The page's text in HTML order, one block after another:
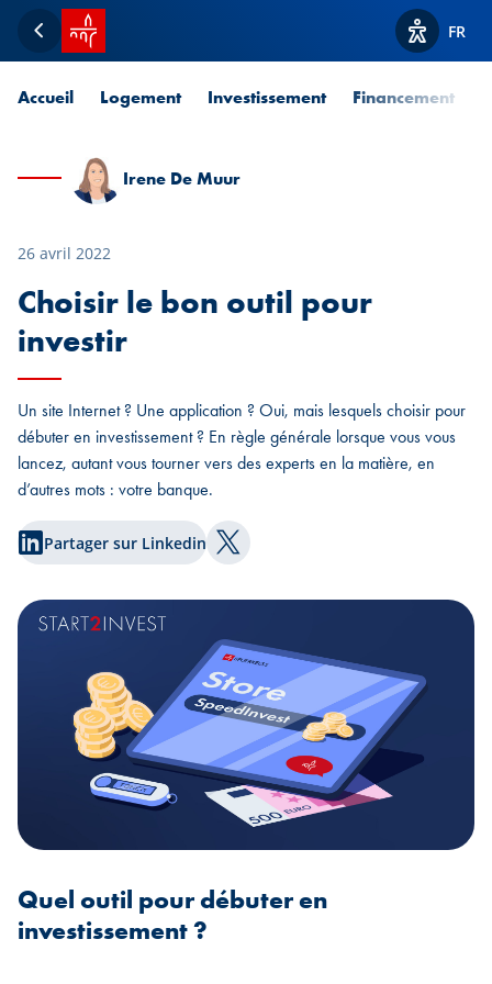
Retour
Accueil SPUERKEESS
Afficher
FR
Accueil Logement Investissement Financement
Irene De Muur
26 avril 2022
Choisir le bon outil pour
investir
Un site Internet ? Une application ? Oui, mais lesquels choisir pour
débuter en investissement ? En règle générale lorsque vous vous
lancez, autant vous tourner vers des experts en la matière, en
d’autres mots : votre banque.
Partager sur Linkedin Partager sur Twitter
Quel outil pour débuter en
investissement ?